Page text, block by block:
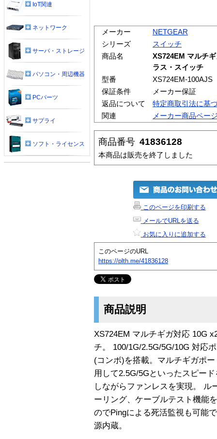
メーカー
NETGEAR
シリーズ
スイッチ
商品名
XS724EM マルチ
ラス・スイッチ
型番
XS724EM-100AJS
保証条件
メーカー保証
返品について
特定商取引法に基
関連
メーカー商品ペー
商品番号 41836128
本商品は販売を終了しました
このページを印刷する
メールでURLを送る
お気に入りに追加する
このページのURL
https://plth.me/41836128
商品説明
XS724EM マルチギガ対応 10G
チ。 100/1G/2.5G/5G/10G 対応
(コンボ)を搭載。マルチギガポ
用して2.5G/5Gといったスピー
しながらファンレスを実現。 ル
ーリング、ケーブルテスト機能
のでPingによる死活監視も可能
源内蔵。
IoT関連
ネットワーク
サーバ・ストレージ
パソコン・周辺機器
PCパーツ
サプライ
ソフト・ライセンス